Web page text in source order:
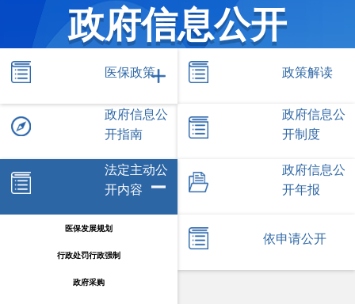
政府信息公开
医保政策 政策解读
政府信息公
开指南
政府信息公
开制度
法定主动公
开内容
医保发展规划
行政处罚行政强制
政府采购
政府信息公
开年报
依申请公开